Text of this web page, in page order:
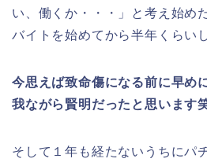
い、働くか・・・」と考え始め
バイトを始めてから半年くらい
今思えば致命傷になる前に早め
我ながら賢明だったと思います笑
そして１年も経たないうちにパ